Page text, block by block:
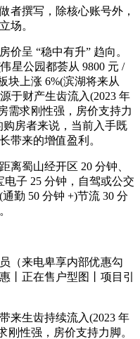
撰写，除核心账号外，
场。
呈 “稳中有升” 趋向。
星公园都荟从 9800 元 /
块上涨 6%(滨湖将来从
于财产生齿流入(2023 年
需求刚性强，房价支持力
购房者来说，当前入手既
带来的增值盈利。
蜀山经开区 20 分钟、
子 25 分钟，自驾或公交
勤 50 分钟 +)节流 30 分
来电卑享内部优惠勾
丨正在售户型图丨项目引
生齿持续流入(2023 年
刚性强，房价支持力脚。